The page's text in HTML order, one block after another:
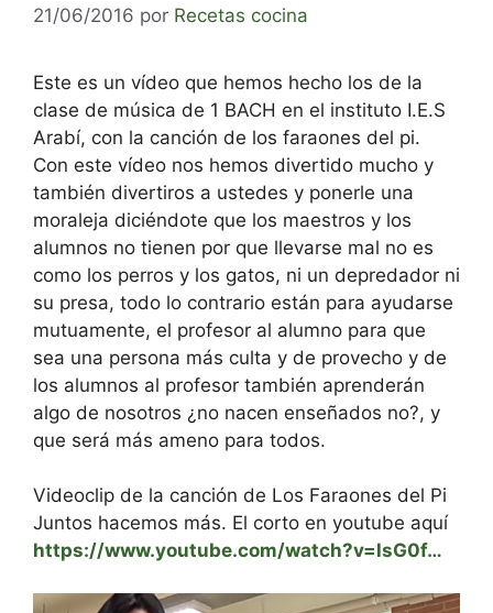
21/06/2016 por Recetas cocina
Este es un vídeo que hemos hecho los de la
clase de música de 1 BACH en el instituto I.E.S
Arabí, con la canción de los faraones del pi.
Con este vídeo nos hemos divertido mucho y
también divertiros a ustedes y ponerle una
moraleja diciéndote que los maestros y los
alumnos no tienen por que llevarse mal no es
como los perros y los gatos, ni un depredador ni
su presa, todo lo contrario están para ayudarse
mutuamente, el profesor al alumno para que
sea una persona más culta y de provecho y de
los alumnos al profesor también aprenderán
algo de nosotros ¿no nacen enseñados no?, y
que será más ameno para todos.
Videoclip de la canción de Los Faraones del Pi
Juntos hacemos más. El corto en youtube aquí
https://www.youtube.com/watch?v=lsG0f…